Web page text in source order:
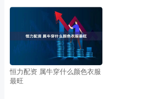
恒力配资 属牛穿什么颜色衣服
最旺